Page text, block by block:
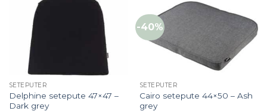
SETEPUTER
Delphine setepute 47×47 –
Dark grey
-40%
SETEPUTER
Cairo setepute 44×50 – Ash
grey